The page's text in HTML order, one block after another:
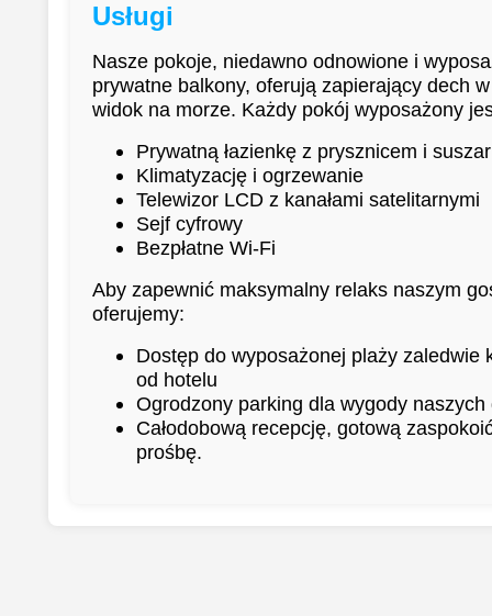
Usługi
Nasze pokoje, niedawno odnowione i
prywatne balkony, oferują zapierający dech
widok na morze. Każdy pokój wyposażony
Prywatną łazienkę z prysznicem i
Klimatyzację i ogrzewanie
Telewizor LCD z kanałami satelitarnymi
Sejf cyfrowy
Bezpłatne Wi-Fi
Aby zapewnić maksymalny relaks naszym
oferujemy:
Dostęp do wyposażonej plaży zaledwie
od hotelu
Ogrodzony parking dla wygody naszych
Całodobową recepcję, gotową
prośbę.